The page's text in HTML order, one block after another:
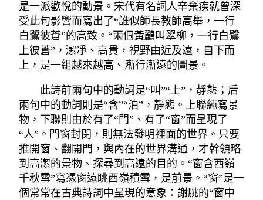
是一派歡悅的動景。宋代有名詞人辛棄疾就曾深
受此句影響而寫出了“誰似師長教師高舉，一行
白鷺彼蒼”的高致。“兩個黃鸝叫翠柳，一行白鷺
上彼蒼”，潔凈、高貴，視野由近及遠，自下而
上，是一組越來越高、漸行漸遠的圖景。
此詩前兩句中的動詞是“叫”“上”，靜態；后
兩句中的動詞則是“含”“泊”，靜態。上聯純寫景
物，下聯則由於有了“門”、有了“窗”而呈現了
“人”。門窗封閉，則無法發明裡面的世界。只要
推開窗、翻開門，與內在的世界溝通，才幹領略
到高潔的景物、探尋到高遠的目的。“窗含西嶺
千秋雪”寫憑窗遠眺西嶺積雪，是前景。“窗”是一
個常常在古典詩詞中呈現的意象：謝朓的“窗中